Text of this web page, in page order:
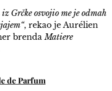
Grčke osvojio me je odmah
, rekao je Aurélien
brenda Matiere
de Parfum